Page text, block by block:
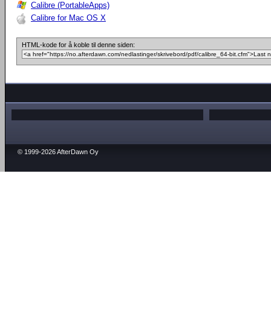
Calibre (PortableApps)
Calibre for Mac OS X
HTML-kode for å koble til denne siden:
© 1999-2026 AfterDawn Oy